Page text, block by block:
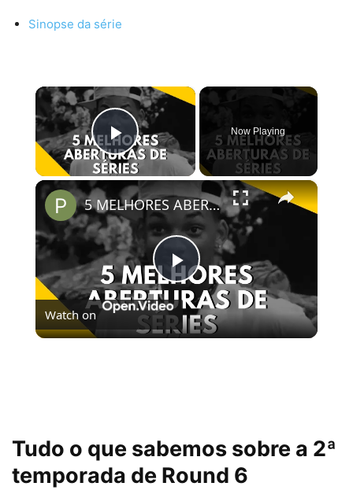
Sinopse da série
×
Play Video
Now Playing
×
Play
Video
5 MELHORES ABERTURAS DE SÉRIES | Pipocas Tv #13
Watch on
Tudo o que sabemos sobre a 2ª
temporada de Round 6